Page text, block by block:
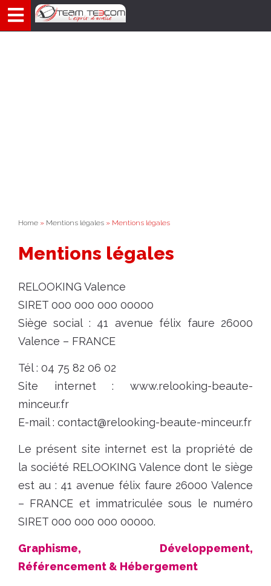
au
contenu
Home » Mentions légales » Mentions légales
Mentions légales
RELOOKING Valence
SIRET 000 000 000 00000
Siège social : 41 avenue félix faure 26000
Valence – FRANCE
Tél : 04 75 82 06 02
Site internet : www.relooking-beaute-
minceur.fr
E-mail : contact@relooking-beaute-minceur.fr
Le présent site internet est la propriété de
la société RELOOKING Valence dont le siège
est au : 41 avenue félix faure 26000 Valence
– FRANCE et immatriculée sous le numéro
SIRET 000 000 000 00000.
Graphisme, Développement,
Référencement & Hébergement